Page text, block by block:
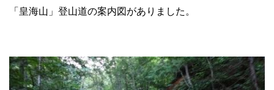
「皇海山」登山道の案内図がありました。